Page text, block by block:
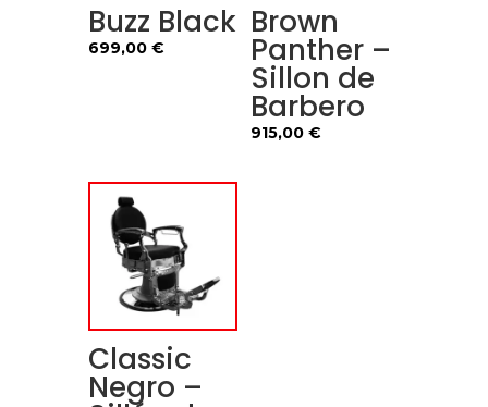
Buzz Black
699,00 €
Brown
Panther –
Sillon de
Barbero
915,00 €
Classic
Negro –